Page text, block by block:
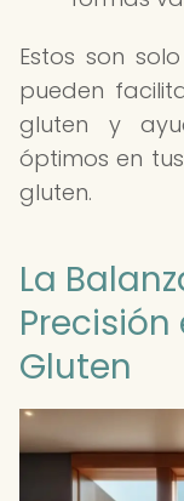
Estos son
pueden
gluten y
óptimos en
gluten.
La
Precisión
Gluten